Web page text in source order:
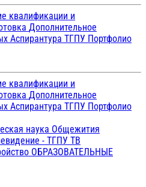
квалификации и
Дополнительное
Аспирантура ТГПУ Портфолио
квалификации и
Дополнительное
Аспирантура ТГПУ Портфолио
наука Общежития
- ТГПУ ТВ
ОБРАЗОВАТЕЛЬНЫЕ